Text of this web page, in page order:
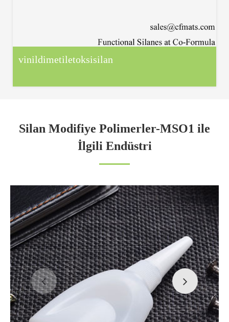
vinildimetiletoksisilan
Silan Modifiye Polimerler-MSO1 ile
İlgili Endüstri